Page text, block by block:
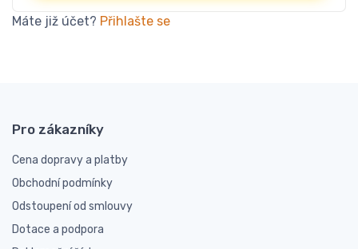
Máte již účet? Přihlašte se
Pro zákazníky
Cena dopravy a platby
Obchodní podmínky
Odstoupení od smlouvy
Dotace a podpora